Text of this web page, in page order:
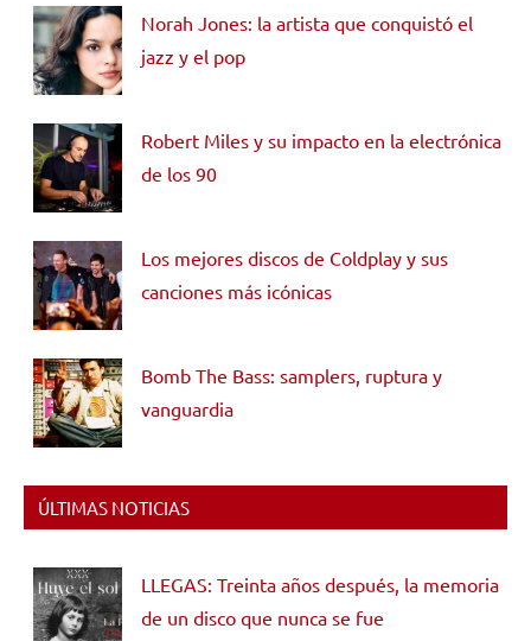
Norah Jones: la artista que conquistó el
jazz y el pop
Robert Miles y su impacto en la electrónica
de los 90
Los mejores discos de Coldplay y sus
canciones más icónicas
Bomb The Bass: samplers, ruptura y
vanguardia
ÚLTIMAS NOTICIAS
LLEGAS: Treinta años después, la memoria
de un disco que nunca se fue